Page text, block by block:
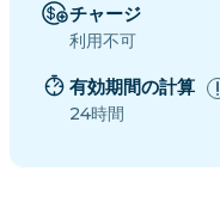
チャージ
利用不可
有効期間の計算
24時間